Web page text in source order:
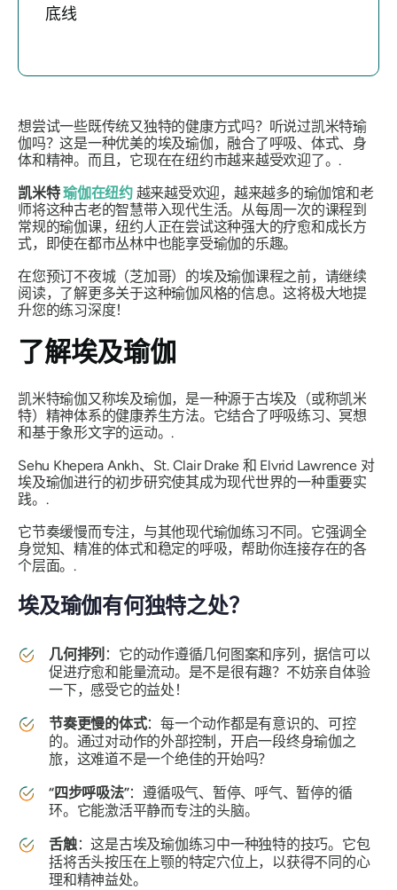
底线
想尝试一些既传统又独特的健康方式吗？听说过凯米特瑜
伽吗？这是一种优美的埃及瑜伽，融合了呼吸、体式、身
体和精神。而且，它现在在纽约市越来越受欢迎了。.
凯米特瑜伽在纽约越来越受欢迎，越来越多的瑜伽馆和老
师将这种古老的智慧带入现代生活。从每周一次的课程到
常规的瑜伽课，纽约人正在尝试这种强大的疗愈和成长方
式，即使在都市丛林中也能享受瑜伽的乐趣。
在您预订不夜城（芝加哥）的埃及瑜伽课程之前，请继续
阅读，了解更多关于这种瑜伽风格的信息。这将极大地提
升您的练习深度！
了解埃及瑜伽
凯米特瑜伽又称埃及瑜伽，是一种源于古埃及（或称凯米
特）精神体系的健康养生方法。它结合了呼吸练习、冥想
和基于象形文字的运动。.
Sehu Khepera Ankh、St. Clair Drake 和 Elvrid Lawrence 对
埃及瑜伽进行的初步研究使其成为现代世界的一种重要实
践。.
它节奏缓慢而专注，与其他现代瑜伽练习不同。它强调全
身觉知、精准的体式和稳定的呼吸，帮助你连接存在的各
个层面。.
埃及瑜伽有何独特之处？
几何排列 ：它的动作遵循几何图案和序列，据信可以
促进疗愈和能量流动。是不是很有趣？不妨亲自体验
一下，感受它的益处！
节奏更慢的体式：每一个动作都是有意识的、可控
的。通过对动作的外部控制，开启一段终身瑜伽之
旅，这难道不是一个绝佳的开始吗？
“四步呼吸法”：遵循吸气、暂停、呼气、暂停的循
环。它能激活平静而专注的头脑。
舌触：这是古埃及瑜伽练习中一种独特的技巧。它包
括将舌头按压在上颚的特定穴位上，以获得不同的心
理和精神益处。